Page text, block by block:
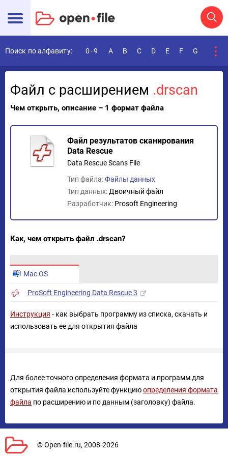
Поиск по алфавиту: 0-9 A B C D E F G
Файл с расширением .drscan
Чем открыть, описание – 1 формат файла
Файл результатов сканирования
Data Rescue
Data Rescue Scans File
Тип файла:Файлы данных
Тип данных: Двоичный файл
Разработчик: Prosoft Engineering
Как, чем открыть файл .drscan?
Mac OS
ProSoft Engineering Data Rescue 3
Инструкция - как выбрать программу из списка, скачать и
использовать ее для открытия файла
Для более точного определения формата и программ для
открытия файла используйте функциюопределения формата
файла по расширению и по данным (заголовку) файла.
© Open-file.ru, 2008-2026